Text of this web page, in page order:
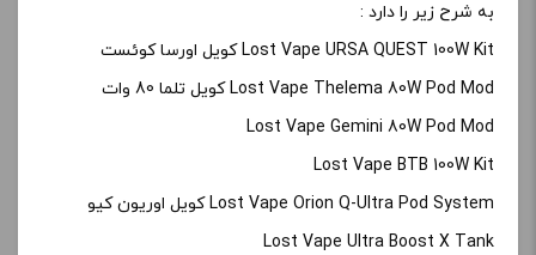
به شرح زیر را دارد :
Lost Vape URSA QUEST 100W Kit کویل اورسا کوئست
Lost Vape Thelema 80W Pod Mod کویل تلما 80 وات
Lost Vape Gemini 80W Pod Mod
Lost Vape BTB 100W Kit
Lost Vape Orion Q-Ultra Pod System کویل اوریون کیو
Lost Vape Ultra Boost X Tank